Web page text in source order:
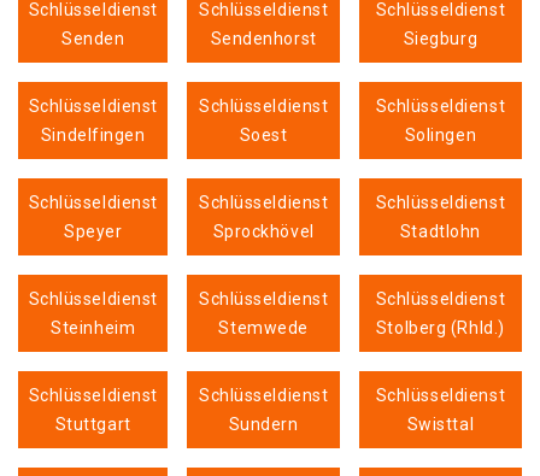
Schlüsseldienst
Senden
Schlüsseldienst
Sendenhorst
Schlüsseldienst
Siegburg
Schlüsseldienst
Sindelfingen
Schlüsseldienst
Soest
Schlüsseldienst
Solingen
Schlüsseldienst
Speyer
Schlüsseldienst
Sprockhövel
Schlüsseldienst
Stadtlohn
Schlüsseldienst
Steinheim
Schlüsseldienst
Stemwede
Schlüsseldienst
Stolberg (Rhld.)
Schlüsseldienst
Stuttgart
Schlüsseldienst
Sundern
Schlüsseldienst
Swisttal